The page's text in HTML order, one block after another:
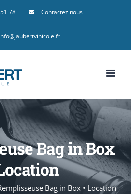
78 Contactez nous
info@jaubertvinicole.fr
Bag in Box
Bag in Box • Location